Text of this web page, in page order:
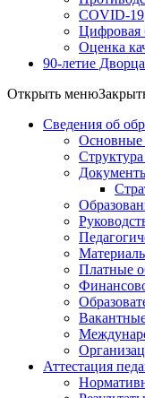
COVID-19
Цифровая
Оценка
90-летие
Открыть меню
Сведения об
Основные
Платные
Аттестация